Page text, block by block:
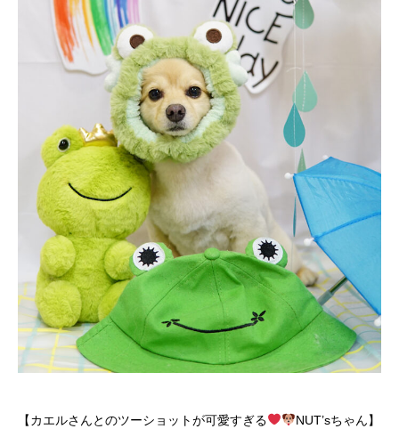
【カエルさんとのツーショットが可愛すぎる NUT’sちゃん】